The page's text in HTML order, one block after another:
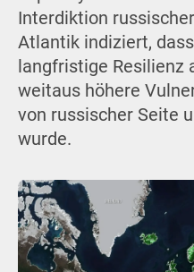
Interdiktion
Atlantik indiziert,
langfristige Resilienz
weitaus höhere
von russischer Seite
wurde.